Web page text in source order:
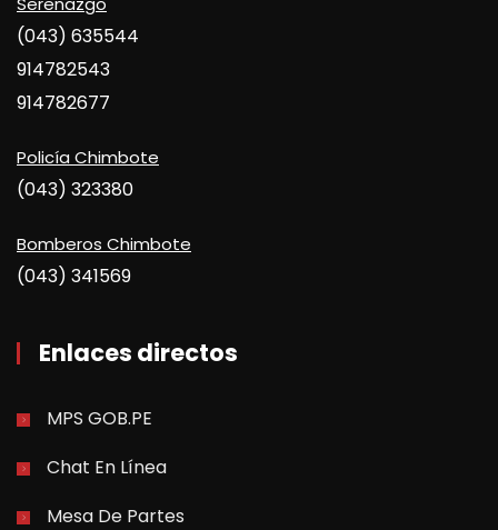
(043) 635544
914782543
914782677
Policía Chimbote
(043) 323380
Bomberos Chimbote
(043) 341569
Enlaces directos
MPS GOB.PE
Chat En Línea
Mesa De Partes